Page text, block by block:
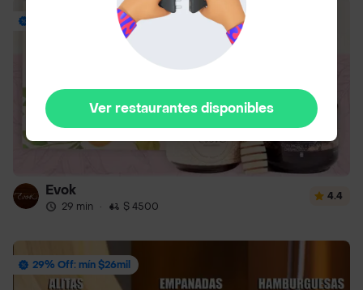
Evok
29 min · $ 4500
4.4
29% Off: mín $26mil
Ver restaurantes disponibles